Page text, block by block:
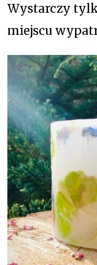
Wystarczy
miejscu